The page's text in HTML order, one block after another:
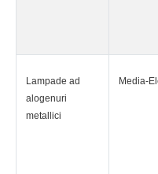
Lampade ad
alogenuri
metallici
Media-